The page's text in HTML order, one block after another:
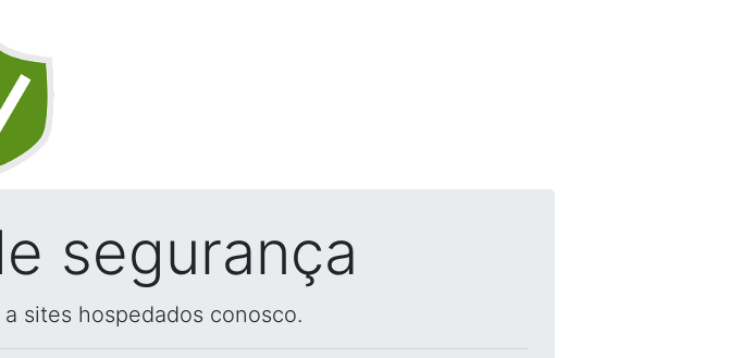
segurança
sites hospedados conosco.